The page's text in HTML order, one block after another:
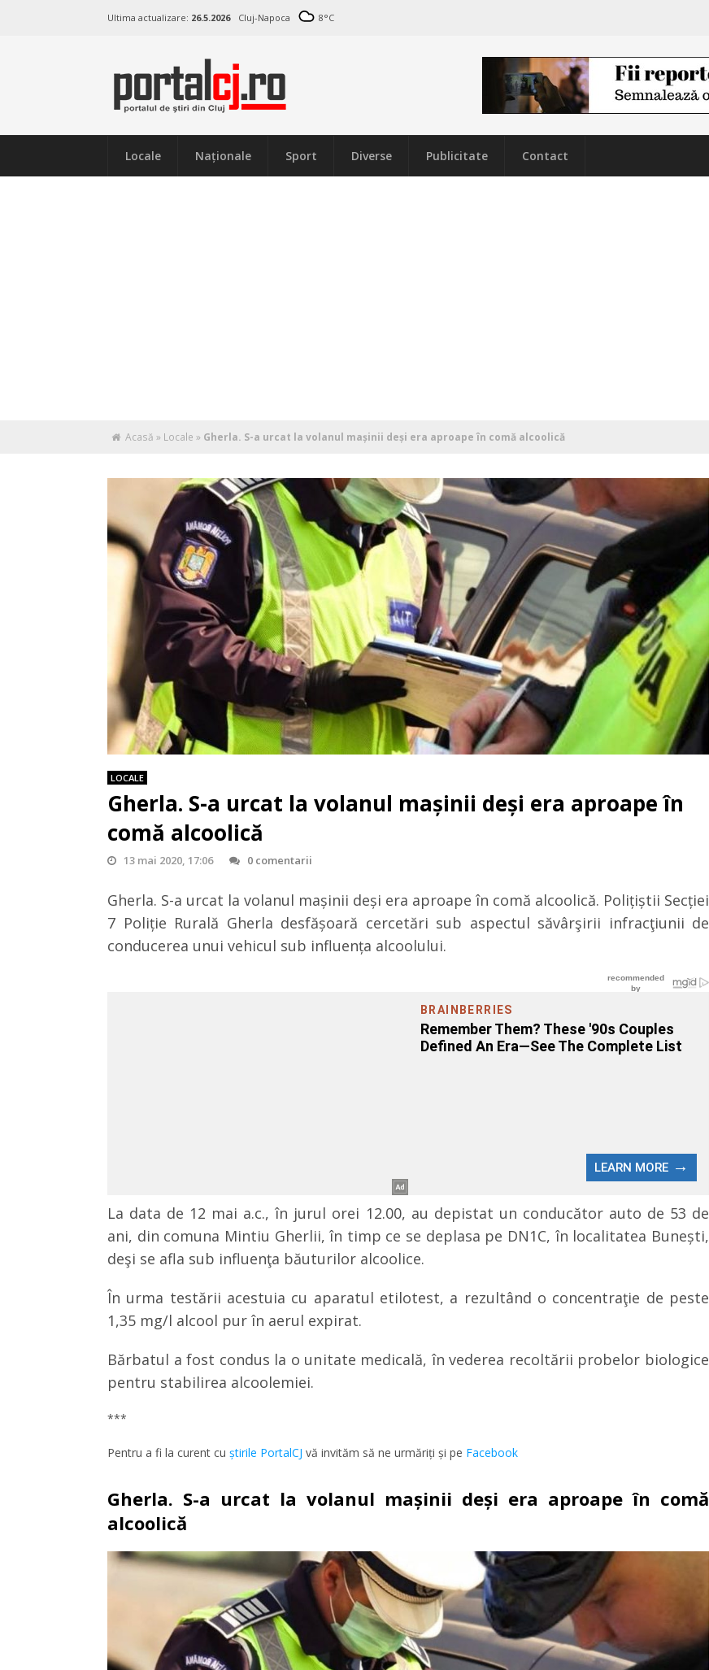
Ultima actualizare: 26.5.2026 Cluj-Napoca 8°C
Locale Naţionale Sport Diverse Publicitate Contact
Acasă » Locale » Gherla. S-a urcat la volanul mașinii deși era aproape în comă alcoolică
LOCALE
Gherla. S-a urcat la volanul mașinii deși era aproape în
comă alcoolică
13 mai 2020, 17:06 0 comentarii
Gherla. S-a urcat la volanul mașinii deși era aproape în comă alcoolică. Polițiștii Secției
7 Poliție Rurală Gherla desfășoară cercetări sub aspectul săvârşirii infracţiunii de
conducerea unui vehicul sub influența alcoolului.
La data de 12 mai a.c., în jurul orei 12.00, au depistat un conducător auto de 53 de
ani, din comuna Mintiu Gherlii, în timp ce se deplasa pe DN1C, în localitatea Bunești,
deşi se afla sub influenţa băuturilor alcoolice.
În urma testării acestuia cu aparatul etilotest, a rezultând o concentraţie de peste
1,35 mg/l alcool pur în aerul expirat.
Bărbatul a fost condus la o unitate medicală, în vederea recoltării probelor biologice
pentru stabilirea alcoolemiei.
***
Pentru a fi la curent cu ştirile PortalCJ vă invităm să ne urmăriţi şi pe Facebook
Gherla. S-a urcat la volanul mașinii deși era aproape în comă
alcoolică